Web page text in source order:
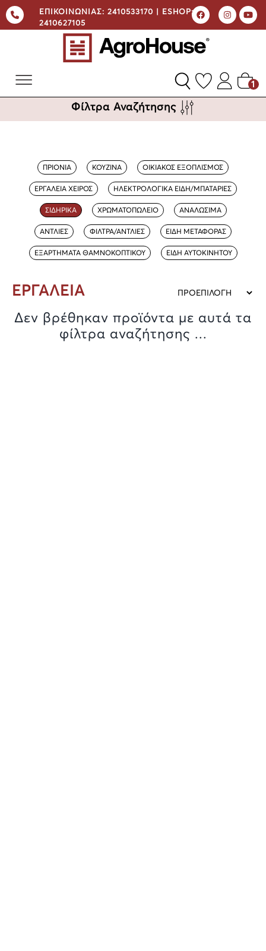
ΕΠΙΚΟΙΝΩΝΙΑΣ: 2410533170 | ESHOP:
2410627105
1
Φίλτρα Αναζήτησης
ΠΡΙΟΝΙΑ ΚΟΥΖΙΝΑ ΟΙΚΙΑΚΟΣ ΕΞΟΠΛΙΣΜΟΣ
ΕΡΓΑΛΕΙΑ ΧΕΙΡΟΣ ΗΛΕΚΤΡΟΛΟΓΙΚΑ ΕΙΔΗ/ΜΠΑΤΑΡΙΕΣ
ΣΙΔΗΡΙΚΑ ΧΡΩΜΑΤΟΠΩΛΕΙΟ ΑΝΑΛΩΣΙΜΑ
ΑΝΤΛΙΕΣ ΦΙΛΤΡΑ/ΑΝΤΛΙΕΣ ΕΙΔΗ ΜΕΤΑΦΟΡΑΣ
ΕΞΑΡΤΗΜΑΤΑ ΘΑΜΝΟΚΟΠΤΙΚΟΥ ΕΙΔΗ ΑΥΤΟΚΙΝΗΤΟΥ
ΕΡΓΑΛΕΙΑ
Δεν βρέθηκαν προϊόντα με αυτά τα
φίλτρα αναζήτησης ...